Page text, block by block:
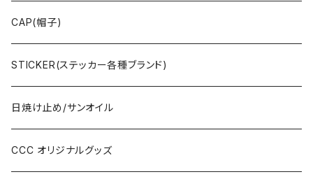
OTHERS(ドックタウン小物)
CAP(帽子)
STICKER(ステッカー各種ブランド)
日焼け止め/サンオイル
CCC オリジナルグッズ